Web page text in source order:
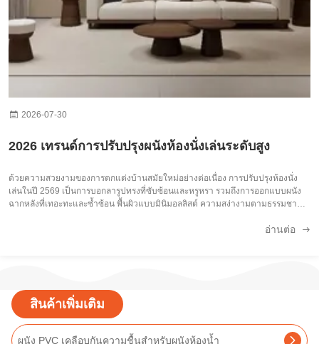
2026-07-30
2026 เทรนด์การปรับปรุงผนังห้องนั่งเล่นระดับสูง
ด้วยความสวยงามของการตกแต่งบ้านสมัยใหม่อย่างต่อเนื่อง การปรับปรุงห้องนั่ง
เล่นในปี 2569 เป็นการบอกลารูปทรงที่ซับซ้อนและหรูหรา รวมถึงการออกแบบผนัง
ฉากหลังที่เทอะทะและซ้ำซ้อน พื้นผิวแบบมินิมอลลิสต์ ความสง่างามตามธรรมชาติ
อ่านต่อ
สินค้าเพิ่มเติม
ผนัง PVC เคลือบกันความชื้นสำหรับผนังห้องน้ำ